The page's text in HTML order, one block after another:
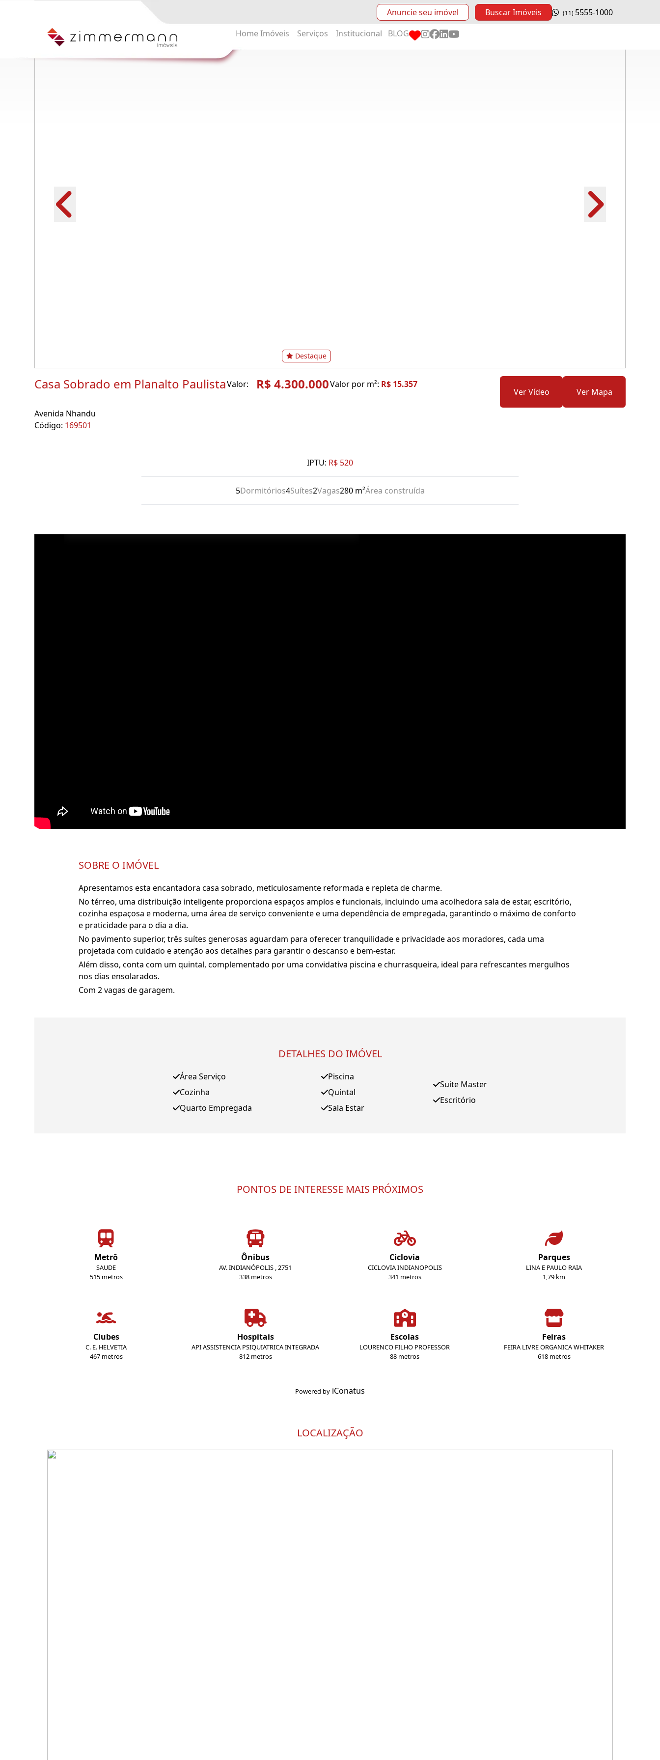
Anuncie seu imóvel Buscar Imóveis (11) 5555-1000
Home Imóveis Serviços Institucional BLOG
Destaque
Casa Sobrado em Planalto PaulistaValor: R$ 4.300.000Valor por m²: R$ 15.357
Avenida Nhandu
Código: 169501
Ver Vídeo Ver Mapa
IPTU: R$ 520
5Dormitórios4Suítes2Vagas280 m²Área construída
SOBRE O IMÓVEL
Apresentamos esta encantadora casa sobrado, meticulosamente reformada e repleta de charme.
No térreo, uma distribuição inteligente proporciona espaços amplos e funcionais, incluindo uma acolhedora sala de estar, escritório,
cozinha espaçosa e moderna, uma área de serviço conveniente e uma dependência de empregada, garantindo o máximo de conforto
e praticidade para o dia a dia.
No pavimento superior, três suítes generosas aguardam para oferecer tranquilidade e privacidade aos moradores, cada uma
projetada com cuidado e atenção aos detalhes para garantir o descanso e bem-estar.
Além disso, conta com um quintal, complementado por uma convidativa piscina e churrasqueira, ideal para refrescantes mergulhos
nos dias ensolarados.
Com 2 vagas de garagem.
DETALHES DO IMÓVEL
Área Serviço
Cozinha
Quarto Empregada
Piscina
Quintal
Sala Estar
Suite Master
Escritório
PONTOS DE INTERESSE MAIS PRÓXIMOS
Metrô
SAUDE
515 metros
Ônibus
AV. INDIANÓPOLIS , 2751
338 metros
Ciclovia
CICLOVIA INDIANOPOLIS
341 metros
Parques
LINA E PAULO RAIA
1,79 km
Clubes
C. E. HELVETIA
467 metros
Hospitais
API ASSISTENCIA PSIQUIATRICA INTEGRADA
812 metros
Escolas
LOURENCO FILHO PROFESSOR
88 metros
Feiras
FEIRA LIVRE ORGANICA WHITAKER
618 metros
Powered by iConatus
LOCALIZAÇÃO